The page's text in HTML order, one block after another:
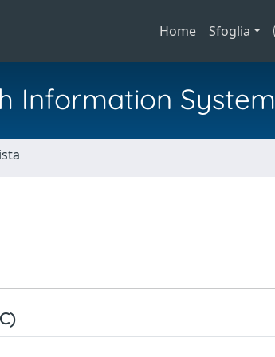
Home Sfoglia
Information System